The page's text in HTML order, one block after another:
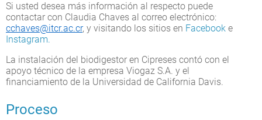
Si usted desea más información al respecto puede
contactar con Claudia Chaves al correo electrónico:
cchaves@itcr.ac.cr, y visitando los sitios en Facebook e
Instagram.
La instalación del biodigestor en Cipreses contó con el
apoyo técnico de la empresa Viogaz S.A. y el
financiamiento de la Universidad de California Davis.
Proceso